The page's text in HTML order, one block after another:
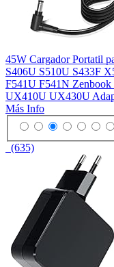
45W Cargador Portatil
S406U S510U S433F
F541U F541N
UX410U UX430U
Más Info
(635)